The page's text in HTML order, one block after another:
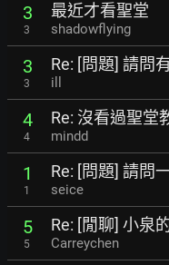
3
3
最近才看聖堂
shadowflying
3
3
Re: [問題] 請問
ill
4
4
Re: 沒看過聖堂
mindd
1
1
Re: [問題] 請問
seice
5
5
Re: [閒聊] 小泉
Carreychen